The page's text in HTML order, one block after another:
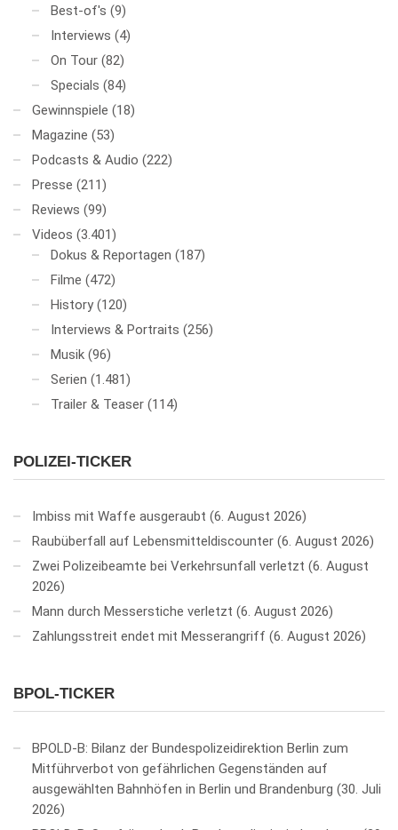
Best-of's (9)
Interviews (4)
On Tour (82)
Specials (84)
Gewinnspiele (18)
Magazine (53)
Podcasts & Audio (222)
Presse (211)
Reviews (99)
Videos (3.401)
Dokus & Reportagen (187)
Filme (472)
History (120)
Interviews & Portraits (256)
Musik (96)
Serien (1.481)
Trailer & Teaser (114)
POLIZEI-TICKER
Imbiss mit Waffe ausgeraubt 6. August 2026
Raubüberfall auf Lebensmitteldiscounter 6. August 2026
Zwei Polizeibeamte bei Verkehrsunfall verletzt 6. August
2026
Mann durch Messerstiche verletzt 6. August 2026
Zahlungsstreit endet mit Messerangriff 6. August 2026
BPOL-TICKER
BPOLD-B: Bilanz der Bundespolizeidirektion Berlin zum
Mitführverbot von gefährlichen Gegenständen auf
ausgewählten Bahnhöfen in Berlin und Brandenburg 30. Juli
2026